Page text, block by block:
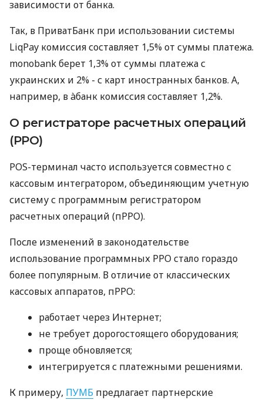
зависимости от банка.
Так, в ПриватБанк при использовании системы
LiqPay комиссия составляет 1,5% от суммы платежа.
monobank берет 1,3% от суммы платежа с
украинских и 2% - с карт иностранных банков. А,
например, в àбанк комиссия составляет 1,2%.
О регистраторе расчетных операций
(РРО)
POS-терминал часто используется совместно с
кассовым интегратором, объединяющим учетную
систему с программным регистратором
расчетных операций (пРРО).
После изменений в законодательстве
использование программных РРО стало гораздо
более популярным. В отличие от классических
кассовых аппаратов, пРРО:
работает через Интернет;
не требует дорогостоящего оборудования;
проще обновляется;
интегрируется с платежными решениями.
К примеру, ПУМБ предлагает партнерские